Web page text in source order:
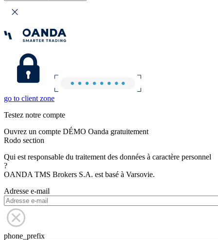
go to client zone
Testez notre compte
Ouvrez un compte DÉMO Oanda gratuitement
Rodo section
Qui est responsable du traitement des données à caractère personnel
?
OANDA TMS Brokers S.A. est basé à Varsovie.
Adresse e-mail
phone_prefix